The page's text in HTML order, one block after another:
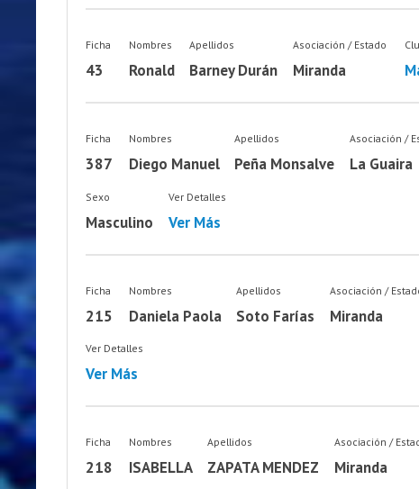
Ficha
43
Nombres
Ronald
Apellidos
Barney Durán
Asociación / Estado
Miranda
Ficha
387
Nombres
Diego Manuel
Apellidos
Peña Monsalve
Asociación /
La Guaira
Sexo
Masculino
Ver Detalles
Ver Más
Ficha
215
Nombres
Daniela Paola
Apellidos
Soto Farías
Asociación /
Miranda
Ver Detalles
Ver Más
Ficha
218
Nombres
ISABELLA
Apellidos
ZAPATA MENDEZ
Asociación /
Miranda